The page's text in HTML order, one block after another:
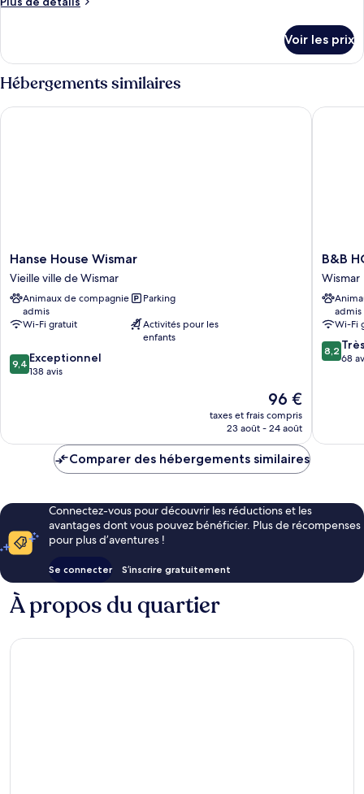
chambre :
Room
Lake
Side
le
type
de
chambre
Comfort
Voir les prix
Hébergements similaires
Hanse
House
Wismar
Vieille
ville
de
Hanse House Wismar
Vieille ville de Wismar
Animaux de compagnie
admis
Parking
Wi-Fi gratuit
Activités pour les
enfants
9.4
sur
9,4 Exceptionnel
138 avis
Le
nouveau
prix
de
96 €
taxes et frais compris
23 août - 24 août
Hanse House Wismar
B&B
HOTEL
Wismar
Wismar
B&B
Wismar
admis
Wi-Fi
8.2
sur
8,2
68
B&B
Comparer des hébergements similaires
Connectez-vous pour découvrir les réductions et les
avantages dont vous pouvez bénéficier. Plus de récompenses
pour plus d’aventures !
Se connecter S’inscrire gratuitement
À propos du quartier